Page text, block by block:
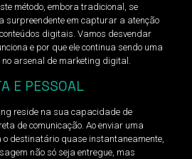
método, embora tradicional, se
surpreendente em capturar a atenção
digitais. Vamos desvendar
e por que ele continua sendo uma
arsenal de marketing digital.
E PESSOAL
reside na sua capacidade de
de comunicação. Ao enviar uma
o destinatário quase instantaneamente,
não só seja entregue, mas